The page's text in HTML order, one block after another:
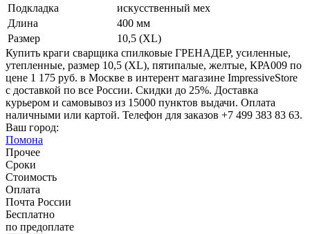
Подкладка
искусственный мех
Длина
400 мм
Размер
10,5 (XL)
Купить краги сварщика спилковые ГРЕНАДЕР, усиленные,
утепленные, размер 10,5 (XL), пятипалые, желтые, КРА009 по
цене 1 175 руб. в Москве в интерент магазине ImpressiveStore
с доставкой по все России. Скидки до 25%. Доставка
курьером и самовывоз из 15000 пунктов выдачи. Оплата
наличными или картой. Телефон для заказов +7 499 383 83 63.
Ваш город:
Помона
Прочее
Сроки
Стоимость
Оплата
Почта России
Бесплатно
по предоплате